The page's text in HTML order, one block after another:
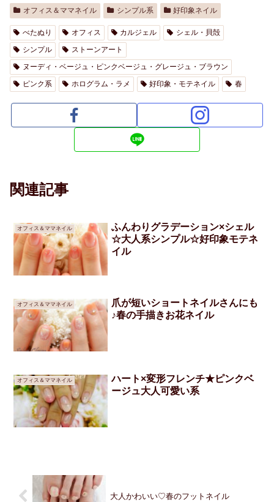
オフィス＆ママネイル シンプル系 好印象ネイル
べたぬり オフィス カルジェル
シェル・貝殻
シンプル
ストーンアート
ヌーディ・ベージュ・ピンクベージュ・グレージュ・ブラウン
ピンク系
ホログラム・ラメ 好印象・モテネイル 春
関連記事
オフィス＆ママネイル
ふんわりグラデーション×シェル
☆大人系シンプル☆好印象モテネ
イル
オフィス＆ママネイル
爪が短いショートネイルさんにも
♪春の手描きお花ネイル
オフィス＆ママネイル
ハート×変形フレンチ★ピンクベ
ージュ大人可愛い系
大人かわいい♡春のフットネイル